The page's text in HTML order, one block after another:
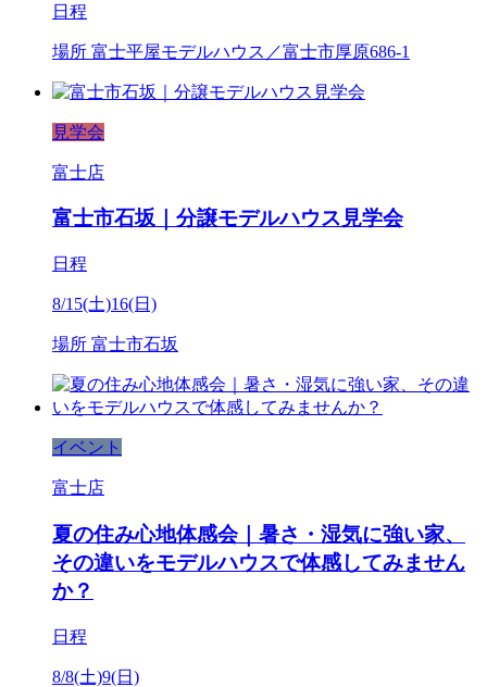
日程
場所 富士平屋モデルハウス／富士市厚原686-1
見学会
富士店
富士市石坂｜分譲モデルハウス見学会
日程
8/15(土)16(日)
場所 富士市石坂
イベント
富士店
夏の住み心地体感会｜暑さ・湿気に強い家、
その違いをモデルハウスで体感してみません
か？
日程
8/8(土)9(日)